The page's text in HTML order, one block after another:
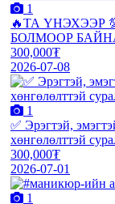
1
🔥ТА ҮНЭХЭЭР
БОЛМООР
300,000₮
2026-07-08
1
✅ Эрэгтэй,
хөнгөлөлттэй
300,000₮
2026-07-01
1